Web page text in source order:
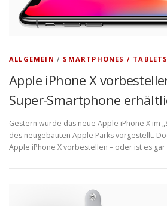
ALLGEMEIN / SMARTPHONES / TABLETS
Apple iPhone X
Super-Smartphone
Gestern wurde das neue Apple iPhone X im
des neugebauten Apple Parks vorgestellt.
Apple iPhone X vorbestellen – oder ist es